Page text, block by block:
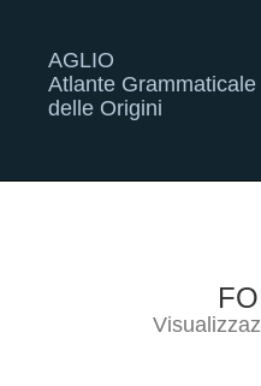
AGLIO
Atlante
delle Origini